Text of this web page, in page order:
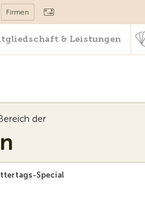
Firmen
& Leistungen
der
Special